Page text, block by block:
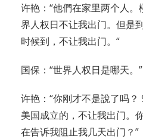
许艳：“他們在家里两个人
界人权日不让我出门。但是
时候到，不让我出门。“
国保：“世界人权日是哪天。”
许艳：“你刚才不是說了吗？
美国成立的，不让我出门。
在告诉我阻止我几天出门？”